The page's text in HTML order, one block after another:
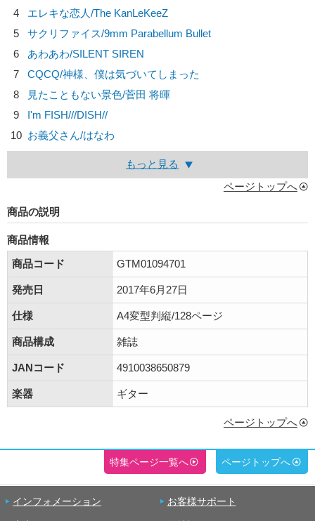
4
エレキな恋人/The KanLeKeeZ
5
サクリファイス/9mm Parabellum Bullet
6
あわあわ/SILENT SIREN
7
CQCQ/神様、僕は気づいてしまった
8
見たこともない景色/菅田 将暉
9
I'm FISH///DISH//
10 お義父さん/はなわ
もっと見る
ページトップへ
商品の説明
商品情報
商品コード
GTM01094701
発売日 2017年6月27日
仕様 A4変型判縦/128ページ
商品構成 雑誌
JANコード 4910038650879
楽器 ギター
ページトップへ
特集ページ一覧へ ページトップへ
インフォメーション お客様サポート